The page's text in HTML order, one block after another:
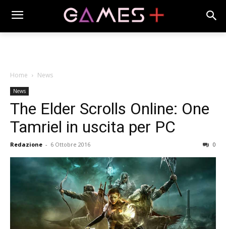
Home News
News
The Elder Scrolls Online: One
Tamriel in uscita per PC
Redazione - 6 Ottobre 2016 0